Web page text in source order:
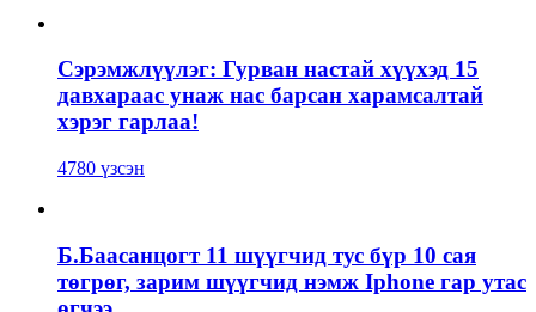
Сэрэмжлүүлэг: Гурван настай хүүхэд 15
давхараас унаж нас барсан харамсалтай
хэрэг гарлаа!
4780 үзсэн
Б.Баасанцогт 11 шүүгчид тус бүр 10 сая
төгрөг, зарим шүүгчид нэмж Iphone гар утас